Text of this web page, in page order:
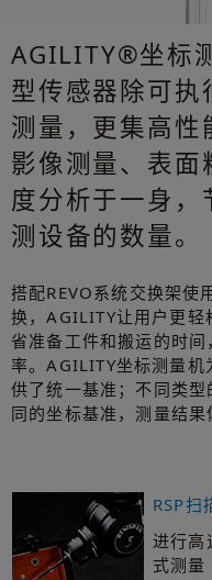
AGILITY®坐标
型传感器除可执
测量，更集高性
影像测量、表面
度分析于一身，
测设备的数量。
搭配REVO系统交换架使
换，AGILITY让用户更轻
省准备工件和搬运的时
率。AGILITY坐标测量机
供了统一基准；不同类
同的坐标基准，测量结果
RSP扫
进行高
式测量